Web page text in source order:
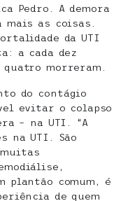
Pedro. A demora
as coisas.
da UTI
a cada dez
morreram.
do contágio
evitar o colapso
– na UTI. “A
na UTI. São
muitas
plantão comum, é
de quem